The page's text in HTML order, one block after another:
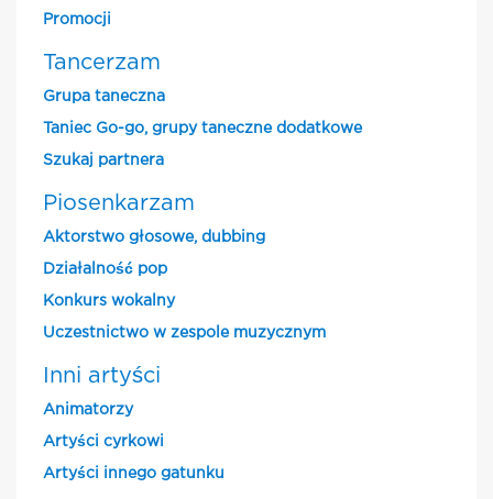
Promocji
Tancerzam
Grupa taneczna
Taniec Go-go, grupy taneczne dodatkowe
Szukaj partnera
Piosenkarzam
Aktorstwo głosowe, dubbing
Działalność pop
Konkurs wokalny
Uczestnictwo w zespole muzycznym
Inni artyści
Animatorzy
Artyści cyrkowi
Artyści innego gatunku